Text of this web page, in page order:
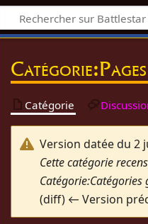
Catégorie:
Catégorie
Version datée du 2
Cette catégorie
(diff) ← Version